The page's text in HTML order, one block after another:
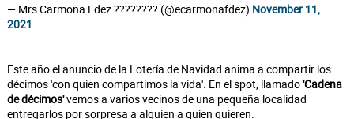
— Mrs Carmona Fdez ???????? (@ecarmonafdez) November 11,
2021
Este año el anuncio de la Lotería de Navidad anima a compartir los
décimos 'con quien compartimos la vida'. En el spot, llamado'Cadena
de décimos'vemos a varios vecinos de una pequeña localidad
entregarlos por sorpresa a alguien a quien quieren.